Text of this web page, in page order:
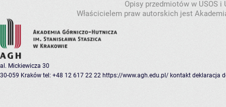
Opisy przedmiotów w USOS
Właścicielem praw autorskich jest
al. Mickiewicza 30
30-059 Kraków tel: +48 12 617 22 22 https://www.agh.edu.pl/ kontakt deklaracja